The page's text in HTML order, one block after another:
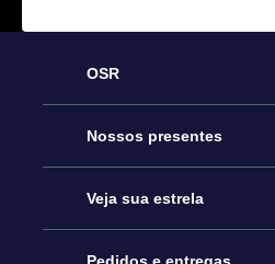
OSR
Serviço
Entre em contato conosco
Blog
Nossos presentes
Presente estrelar on-line
Pacote de presente da OSR
Veja sua estrela
Star Register